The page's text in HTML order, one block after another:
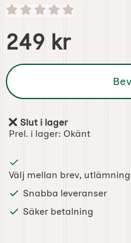
Handla denna produkt
pris
249 kr
Tillgänglighet:
Slut i lager
Prel. i lager: Okänt
Välj mellan brev,
Snabba leveranser
Säker betalning